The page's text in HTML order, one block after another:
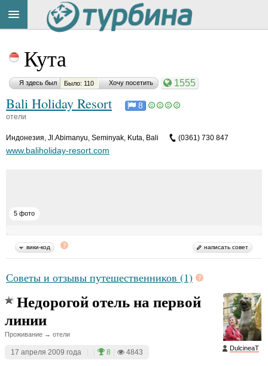
Кута
Я здесь был Было: 110 Хочу посетить 1555
Bali Holiday Resort 8
отели
Индонезия, Jl.Abimanyu, Seminyak, Kuta, Bali (0361) 730 847
www.baliholiday-resort.com
5 фото
вики-код написать совет
Советы и отзывы путешественников (1)
DulcineaT
Недорогой отель на первой
линии
Проживание → отели
17 апреля 2009 года 8 4843
на
сайте:
Button